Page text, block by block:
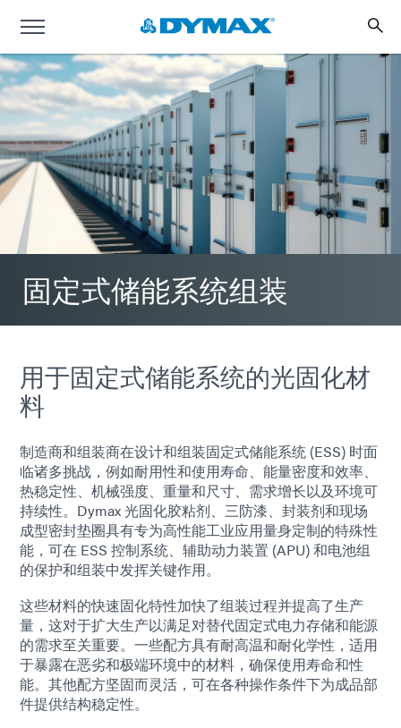
固定式储能系统组装
用于固定式储能系统的光固化材
料
制造商和组装商在设计和组装固定式储能系统 (ESS) 时面
临诸多挑战，例如耐用性和使用寿命、能量密度和效率、
热稳定性、机械强度、重量和尺寸、需求增长以及环境可
持续性。Dymax 光固化胶粘剂、三防漆、封装剂和现场
成型密封垫圈具有专为高性能工业应用量身定制的特殊性
能，可在 ESS 控制系统、辅助动力装置 (APU) 和电池组
的保护和组装中发挥关键作用。
这些材料的快速固化特性加快了组装过程并提高了生产
量，这对于扩大生产以满足对替代固定式电力存储和能源
的需求至关重要。一些配方具有耐高温和耐化学性，适用
于暴露在恶劣和极端环境中的材料，确保使用寿命和性
能。其他配方坚固而灵活，可在各种操作条件下为成品部
件提供结构稳定性。